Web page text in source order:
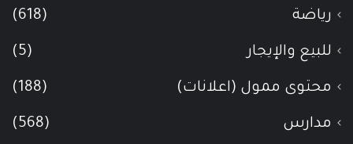
رياضة (618)
للبيع والإيجار (5)
محتوى ممول (اعلانات) (188)
مدارس (568)